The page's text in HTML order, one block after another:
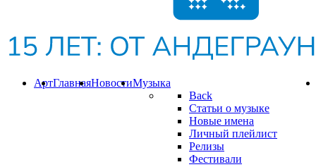
Музыка
Back
Статьи о музыке
Новые имена
Личный плейлист
Релизы
Фестивали
Новости
Главная
Арт